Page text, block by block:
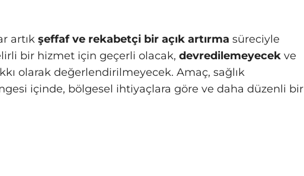
artık şeffaf ve rekabetçi bir açık artırma süreciyle
bir hizmet için geçerli olacak, devredilemeyecek ve
olarak değerlendirilmeyecek. Amaç, sağlık
içinde, bölgesel ihtiyaçlara göre ve daha düzenli bir